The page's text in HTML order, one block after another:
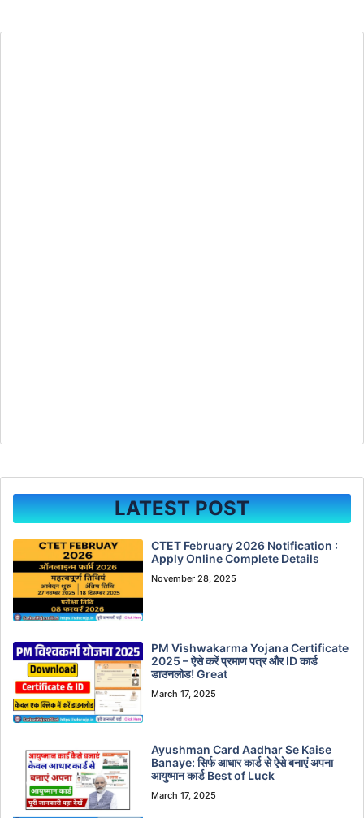
LATEST POST
CTET February 2026 Notification :
Apply Online Complete Details
November 28, 2025
PM Vishwakarma Yojana Certificate
2025 – ऐसे करें प्रमाण पत्र और ID कार्ड
डाउनलोड! Great
March 17, 2025
Ayushman Card Aadhar Se Kaise
Banaye: सिर्फ आधार कार्ड से ऐसे बनाएं अपना
आयुष्मान कार्ड Best of Luck
March 17, 2025